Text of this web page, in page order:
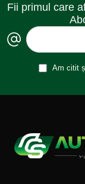
Fii primul care
Am citit